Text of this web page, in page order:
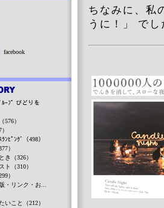
ちなみに、私
うに！」 でし
facebook
ﾙｰﾌﾟ びどりを
576）
ﾝﾋﾟﾝｸﾞ（498）
）
き（326）
ト（310）
）
・リンク・お...
いこと（212）